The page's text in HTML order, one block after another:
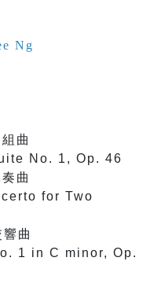
Ng
曲
No. 1, Op. 46
曲
for Two
曲
1 in C minor, Op.